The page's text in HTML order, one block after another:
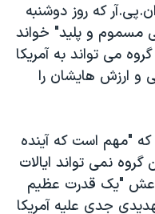
که روز دوشنبه
مسموم و پلید" خواند
می تواند به آمریکا
و ارزش هایشان را
که "مهم است که آینده
نمی تواند ایالات
"یک قدرت عظیم
جدی علیه آمریکا